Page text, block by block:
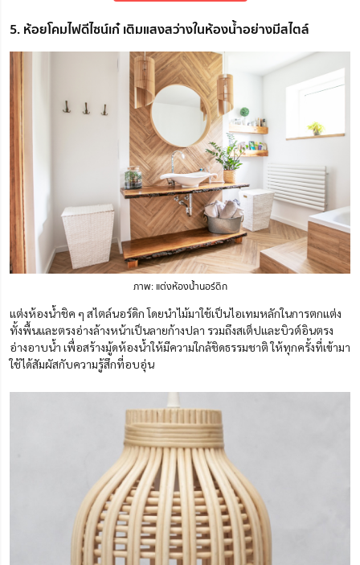
5. ห้อยโคมไฟดีไซน์เก๋ เติมแสงสว่างในห้องน้ำอย่างมีสไตล์
ภาพ: แต่งห้องน้ำนอร์ดิก
แต่งห้องน้ำชิค ๆ สไตล์นอร์ดิก โดยนำไม้มาใช้เป็นไอเทมหลักในการตกแต่ง
ทั้งพื้นและตรงอ่างล้างหน้าเป็นลายก้างปลา รวมถึงสเต็ปและบิวต์อินตรง
อ่างอาบน้ำ เพื่อสร้างมู้ดห้องน้ำให้มีความใกล้ชิดธรรมชาติ ให้ทุกครั้งที่เข้ามา
ใช้ได้สัมผัสกับความรู้สึกที่อบอุ่น